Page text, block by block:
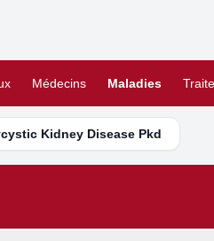
Médecins Maladies
Kidney Disease Pkd